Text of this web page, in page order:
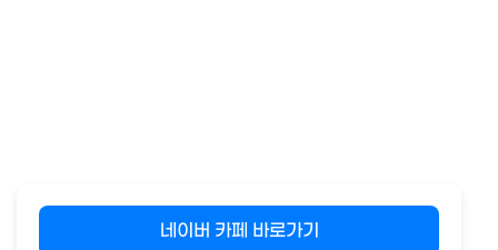
네이버 카페 바로가기